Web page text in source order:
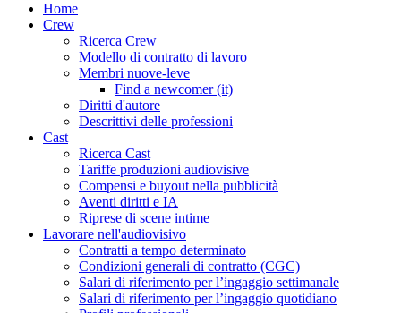
Home
Crew
Ricerca Crew
Modello di contratto di lavoro
Membri nuove-leve
Find a newcomer (it)
Diritti d'autore
Descrittivi delle professioni
Cast
Ricerca Cast
Tariffe produzioni audiovisive
Compensi e buyout nella pubblicità
Aventi diritti e IA
Riprese di scene intime
Lavorare nell'audiovisivo
Contratti a tempo determinato
Condizioni generali di contratto (CGC)
Salari di riferimento per l’ingaggio settimanale
Salari di riferimento per l’ingaggio quotidiano